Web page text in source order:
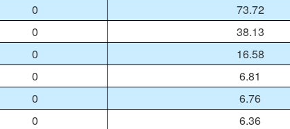
0 73.72
0 38.13
0 16.58
0 6.81
0 6.76
0 6.36